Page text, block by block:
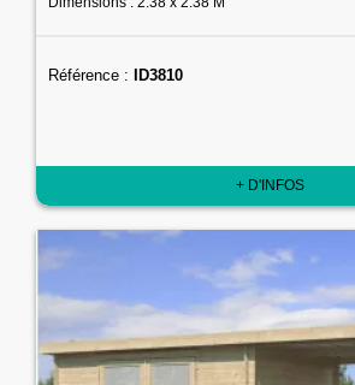
Référence : ID3810
+ D'INFOS